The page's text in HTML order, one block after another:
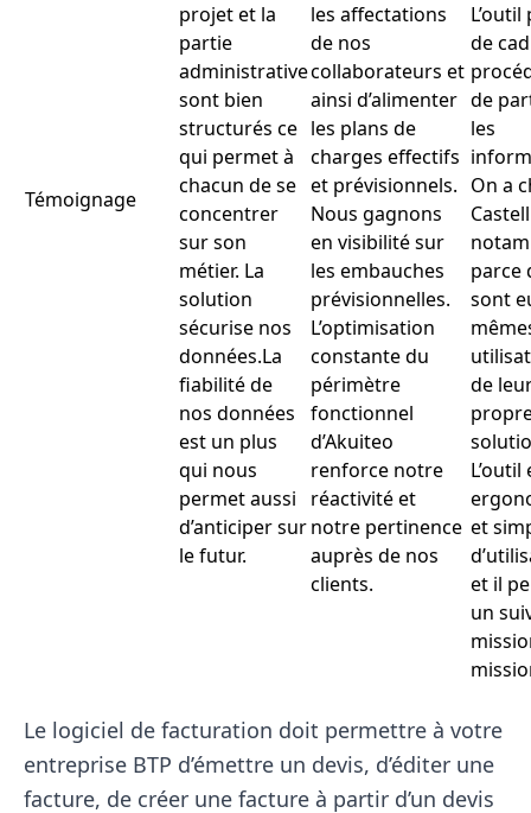
Témoignage
projet et la
partie
administrative
sont bien
structurés ce
qui permet à
chacun de se
concentrer
sur son
métier. La
solution
sécurise nos
données.La
fiabilité de
nos données
est un plus
qui nous
permet aussi
d’anticiper sur
le futur.
les affectations
de nos
collaborateurs et
ainsi d’alimenter
les plans de
charges effectifs
et prévisionnels.
Nous gagnons
en visibilité sur
les embauches
prévisionnelles.
L’optimisation
constante du
périmètre
fonctionnel
d’Akuiteo
renforce notre
réactivité et
notre pertinence
auprès de nos
clients.
de
de
les
On a
parce
sont
de
L’outil
et
et il
un
Le logiciel de facturation doit permettre à votre
entreprise BTP d’émettre un devis, d’éditer une
facture, de créer une facture à partir d’un devis